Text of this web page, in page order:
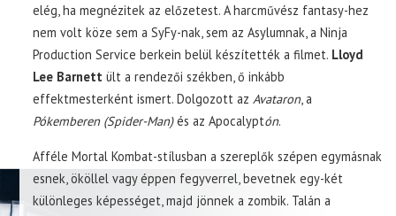
elég, ha megnézitek az előzetest. A harcművész fantasy-hez
nem volt köze sem a SyFy-nak, sem az Asylumnak, a Ninja
Production Service berkein belül készítették a filmet. Lloyd
Lee Barnett ült a rendezői székben, ő inkább
effektmesterként ismert. Dolgozott az Avataron, a
Pókemberen (Spider-Man)és az Apocalyptón.
Afféle Mortal Kombat-stílusban a szereplők szépen egymásnak
esnek, ököllel vagy éppen fegyverrel, bevetnek egy-két
különleges képességet, majd jönnek a zombik. Talán a